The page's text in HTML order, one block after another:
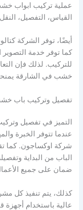
عملية تركيب ابواب
القياس، التفصيل،
أيضًا، توفر الشركة
كما توفر خدمة
للتركيب. لذلك فإن
خشب في الشارقة
تفصيل وتركيب باب
التميز في تفصيل
عندما تتوفر الخبرة
شركة اوكساجون. كما
الباب من البداية
ضمان على جميع
كذلك، يتم تنفيذ كل